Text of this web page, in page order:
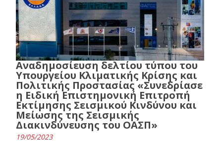
Αναδημοσίευση δελτίου τύπου του
Υπουργείου Κλιματικής Κρίσης και
Πολιτικής Προστασίας «Συνεδρίασε
η Ειδική Επιστημονική Επιτροπή
Εκτίμησης Σεισμικού Κινδύνου και
Μείωσης της Σεισμικής
Διακινδύνευσης του ΟΑΣΠ»
19/05/2023